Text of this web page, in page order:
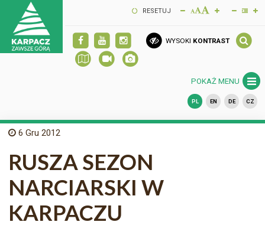
RESETUJ
WYSOKI KONTRAST
POKAŻ MENU
PL EN DE CZ
6 Gru 2012
RUSZA SEZON
NARCIARSKI W
KARPACZU